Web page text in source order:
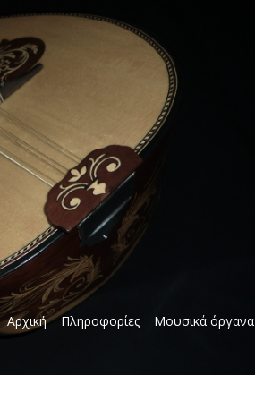
Αρχική Πληροφορίες Μουσικά όργανα